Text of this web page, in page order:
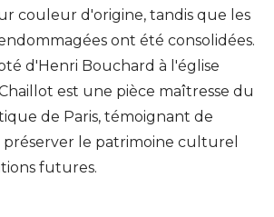
couleur d'origine, tandis que les
ont été consolidées.
d'Henri Bouchard à l'église
est une pièce maîtresse du
de Paris, témoignant de
préserver le patrimoine culturel
futures.